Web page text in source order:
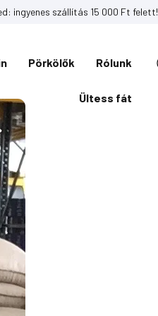
ingyenes szállítás 15 000 Ft felett!
Pörkölők Rólunk
Ültess fát